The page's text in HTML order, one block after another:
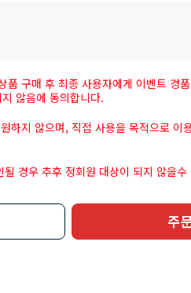
품 구매 후 최종 사용자에게 이벤트 경
않음에 동의합니다.
하지 않으며, 직접 사용을 목적으로 이
경우 추후 정회원 대상이 되지 않을수
주